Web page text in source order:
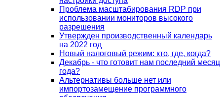
Проблема масштабирования RDP при
использовании мониторов высокого
разрешения
Утвержден производственный календарь
на 2022 год
Новый налоговый режим: кто, где, когда?
Декабрь - что готовит нам последний месяц
года?
Альтернативы больше нет или
импортозамещение программного